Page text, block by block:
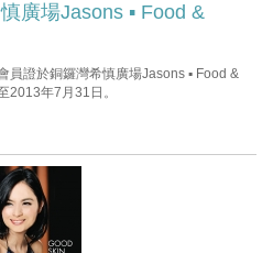
廣場Jasons ▪ Food &
員證於銅鑼灣希慎廣場Jasons ▪ Food &
2013年7月31日。